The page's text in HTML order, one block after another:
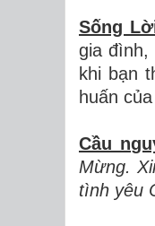
Sống
gia đình,
khi bạn
huấn
Cầu
Mừng.
tình yêu